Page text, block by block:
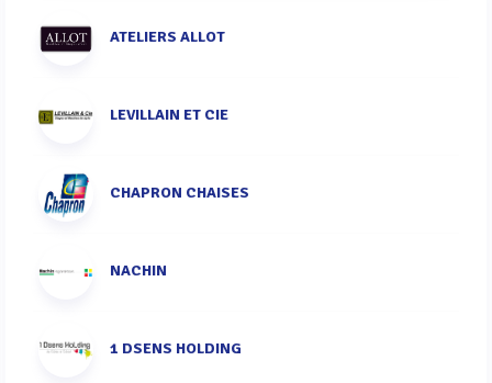
ATELIERS ALLOT
LEVILLAIN ET CIE
CHAPRON CHAISES
NACHIN
1 DSENS HOLDING